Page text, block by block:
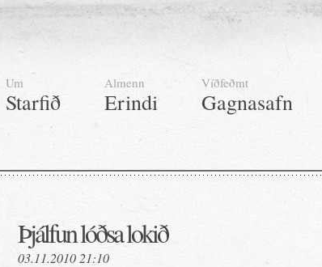
Um
Starfið
Almenn
Erindi
Víðfeðmt
Gagnasafn
Þjálfun lóðsa lokið
03.11.2010 21:10